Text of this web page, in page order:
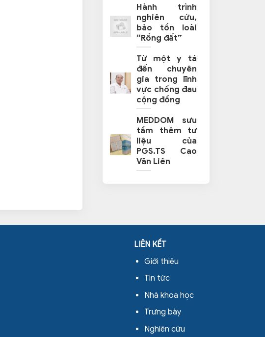
Hành trình
nghiên cứu,
bảo tồn loài
“Rồng đất”
Từ một y tá
đến chuyên
gia trong lĩnh
vực chống đau
cộng đồng
MEDDOM sưu
tầm thêm tư
liệu của
PGS.TS Cao
Văn Liên
LIÊN KẾT
Giới thiệu
Tin tức
Nhà khoa học
Trưng bày
Nghiên cứu